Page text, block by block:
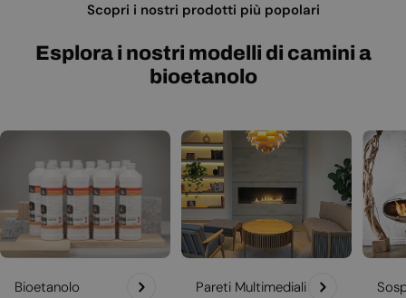
Scopri i nostri prodotti più popolari
Esplora i nostri modelli di camini a
bioetanolo
Bioetanolo Pareti Multimediali